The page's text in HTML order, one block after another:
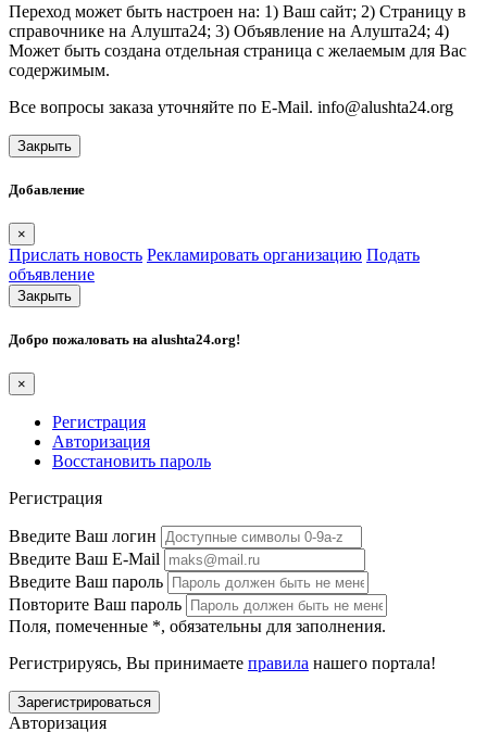
Переход может быть настроен на: 1) Ваш сайт; 2) Страницу в
справочнике на Алушта24; 3) Объявление на Алушта24; 4)
Может быть создана отдельная страница с желаемым для Вас
содержимым.
Все вопросы заказа уточняйте по E-Mail. info@alushta24.org
Закрыть
Добавление
×
Прислать новость Рекламировать организацию Подать
объявление
Закрыть
Добро пожаловать на alushta24.org!
×
Регистрация
Авторизация
Восстановить пароль
Регистрация
Введите Ваш логин
Введите Ваш E-Mail
Введите Ваш пароль
Повторите Ваш пароль
Поля, помеченные *, обязательны для заполнения.
Регистрируясь, Вы принимаете правила нашего портала!
Авторизация